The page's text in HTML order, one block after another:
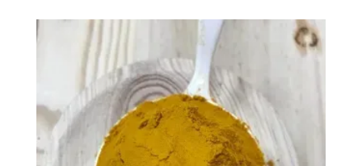
desde
hasta
10,00 €